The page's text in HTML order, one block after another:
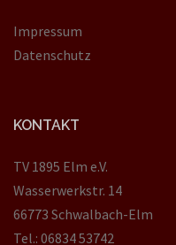
Impressum
Datenschutz
KONTAKT
TV 1895 Elm e.V.
Wasserwerkstr. 14
66773 Schwalbach-Elm
Tel.: 06834 53742